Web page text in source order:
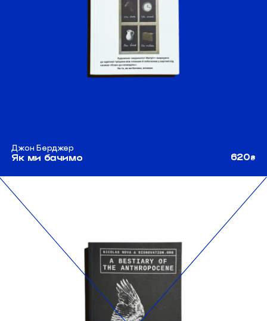
Джон Берджер
Як ми бачимо 620₴